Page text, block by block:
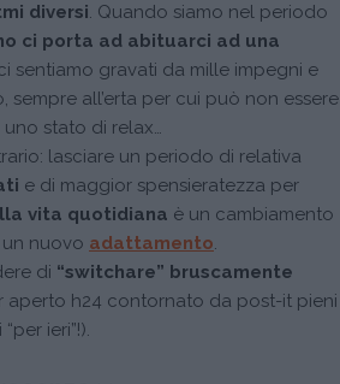
diversi. Quando siamo nel periodo
ci porta ad abituarci ad una
sentiamo gravati da mille impegni e
sempre all’erta per cui può non essere
stato di relax…
lasciare un periodo di relativa
e di maggior spensieratezza per
vita quotidiana è un cambiamento
nuovo adattamento.
di “switchare” bruscamente
aperto h24 contornato da post-it pieni
ieri”!).